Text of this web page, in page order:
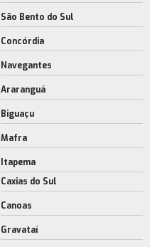
São Bento do Sul
Concórdia
Navegantes
Araranguá
Biguaçu
Mafra
Itapema
Caxias do Sul
Canoas
Gravataí